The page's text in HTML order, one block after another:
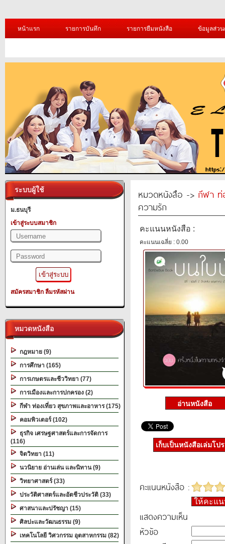
หน้าแรก รายการบันทึก รายการยืมหนังสือ ข้อมูลส่ว
ระบบผู้ใช้
ม.ธนบุรี
เข้าสู่ระบบสมาชิก
สมัครสมาชิก ลืมรหัสผ่าน
หมวดหนังสือ
กฎหมาย (9)
การศึกษา (165)
การเกษตรและชีววิทยา (77)
การเมืองและการปกครอง (2)
กีฬา ท่องเที่ยว สุขภาพและอาหาร (175)
คอมพิวเตอร์ (102)
ธุรกิจ เศรษฐศาสตร์และการจัดการ
(116)
จิตวิทยา (11)
นวนิยาย อ่านเล่น และนิทาน (9)
วิทยาศาสตร์ (33)
ประวัติศาสตร์และอัตชีวประวัติ (33)
ศาสนาและปรัชญา (15)
ศิลปะและวัฒนธรรม (9)
เทคโนโลยี วิศวกรรม อุตสาหกรรม (82)
หมวดหนังสือ -> กีฬา ท่
ความรัก
คะแนนหนังสือ :
คะแนนเฉลี่ย : 0.00
เก็บเป็นหนังสือเล่มโป
คะแนนหนังสือ :
ให้คะแ
แสดงความเห็น
หัวข้อ